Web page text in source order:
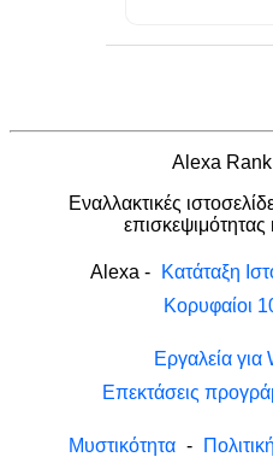
Alexa
Εναλλακτικές
Alexa - Κατάταξη
Κορυφαίοι
Εργαλεία
Επεκτάσεις
Μυστικότητα -